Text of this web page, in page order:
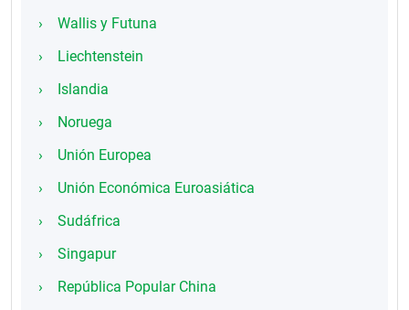
Wallis y Futuna
Liechtenstein
Islandia
Noruega
Unión Europea
Unión Económica Euroasiática
Sudáfrica
Singapur
República Popular China